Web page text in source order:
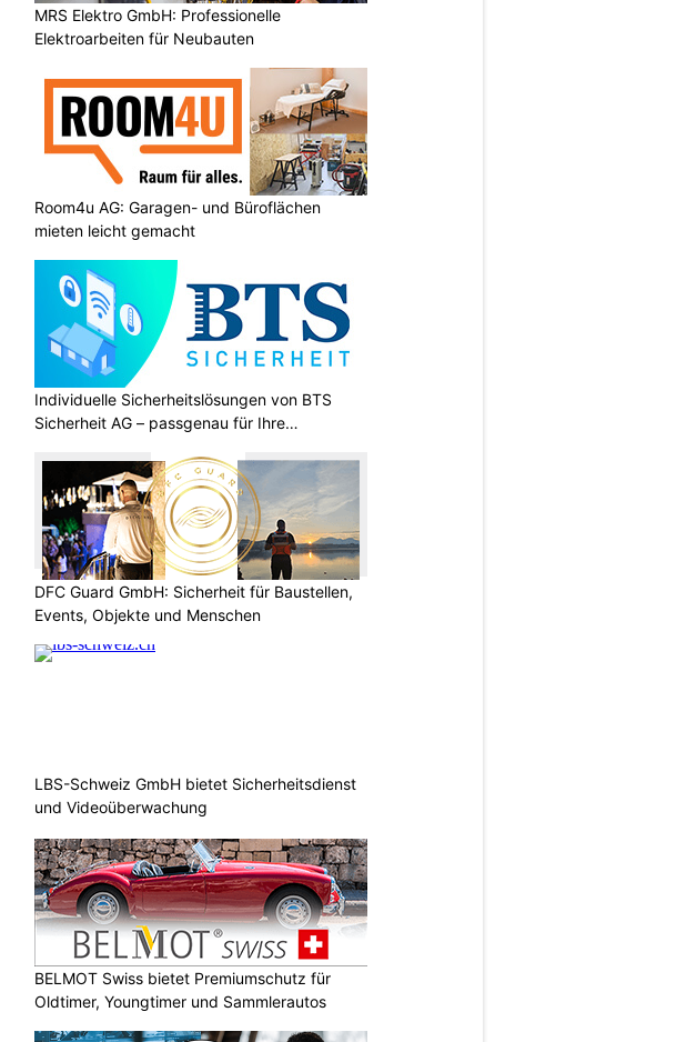
MRS Elektro GmbH: Professionelle
Elektroarbeiten für Neubauten
Room4u AG: Garagen- und Büroflächen
mieten leicht gemacht
Individuelle Sicherheitslösungen von BTS
Sicherheit AG – passgenau für Ihre
DFC Guard GmbH: Sicherheit für Baustellen,
Events, Objekte und Menschen
LBS-Schweiz GmbH bietet Sicherheitsdienst
und Videoüberwachung
BELMOT Swiss bietet Premiumschutz für
Oldtimer, Youngtimer und Sammlerautos